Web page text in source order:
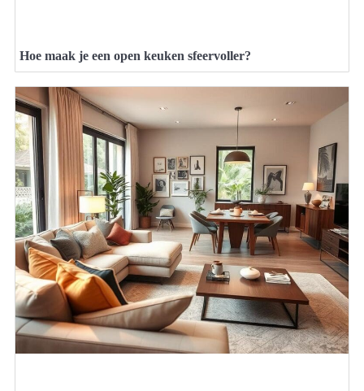
Hoe maak je een open keuken sfeervoller?